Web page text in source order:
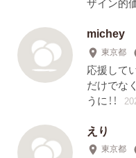
michey
東京都
応援して
だけでな
うに！！
えり
東京都